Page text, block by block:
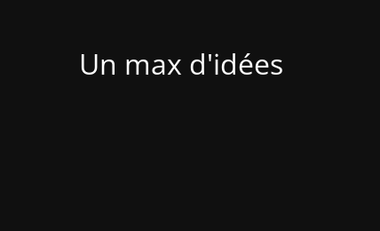
Un max d'idées